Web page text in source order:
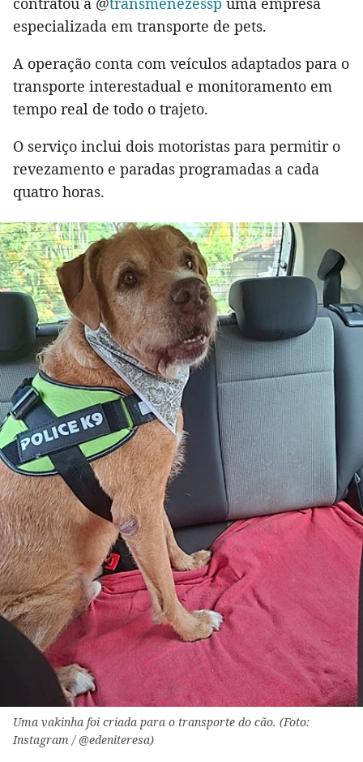
especializada em transporte de pets.
A operação conta com veículos adaptados para o
transporte interestadual e monitoramento em
tempo real de todo o trajeto.
O serviço inclui dois motoristas para permitir o
revezamento e paradas programadas a cada
quatro horas.
Uma vakinha foi criada para o transporte do cão. (Foto:
Instagram / @edeniteresa)